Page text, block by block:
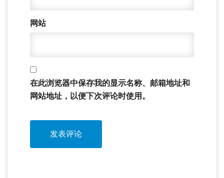
网站
在此浏览器中保存我的显示名称、邮箱地址和
网站地址，以便下次评论时使用。